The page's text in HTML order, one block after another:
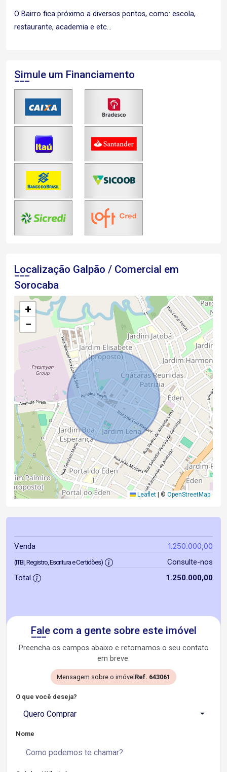
O Bairro fica próximo a diversos pontos, como: escola,
restaurante, academia e etc...
Simule um Financiamento
Localização Galpão / Comercial em
Sorocaba
+
−
Leaflet | © OpenStreetMap
Venda 1.250.000,00
(ITBI, Registro, Escritura e Certidões)
Consulte-nos
Total
1.250.000,00
Fale com a gente sobre este imóvel
Preencha os campos abaixo e retornamos o seu contato
em breve.
Mensagem sobre o imóvelRef. 643061
O que você deseja?
Quero Comprar
Nome